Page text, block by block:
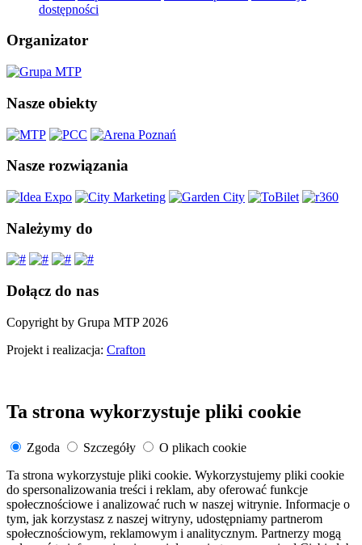
dostępności
Organizator
Nasze obiekty
Nasze rozwiązania
Należymy do
Dołącz do nas
Copyright by Grupa MTP 2026
Projekt i realizacja: Crafton
Ta strona wykorzystuje pliki cookie
Zgoda Szczegóły
O plikach cookie
Ta strona wykorzystuje pliki cookie. Wykorzystujemy pliki cookie
do spersonalizowania treści i reklam, aby oferować funkcje
społecznościowe i analizować ruch w naszej witrynie. Informacje o
tym, jak korzystasz z naszej witryny, udostępniamy partnerom
społecznościowym, reklamowym i analitycznym. Partnerzy mogą